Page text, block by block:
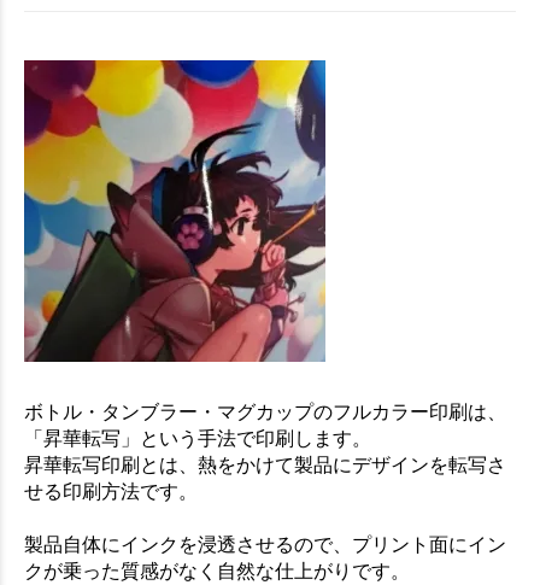
ボトル・タンブラー・マグカップのフルカラー印刷は、
「昇華転写」という手法で印刷します。
昇華転写印刷とは、熱をかけて製品にデザインを転写さ
せる印刷方法です。
製品自体にインクを浸透させるので、プリント面にイン
クが乗った質感がなく自然な仕上がりです。